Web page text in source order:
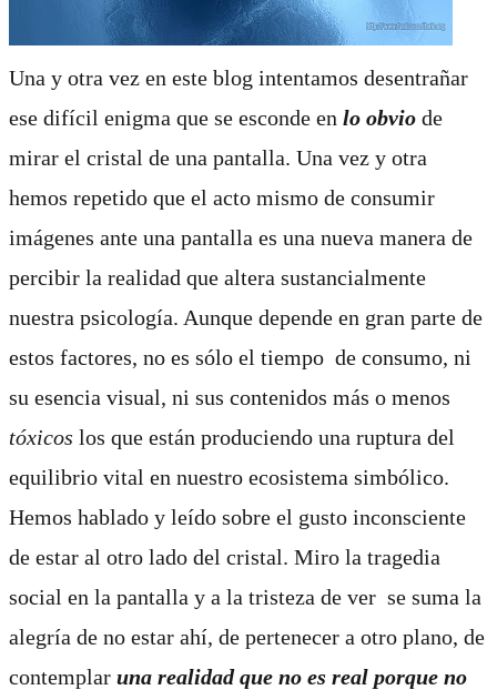
Una y otra vez en este blog intentamos desentrañar
ese difícil enigma que se esconde en lo obvio de
mirar el cristal de una pantalla. Una vez y otra
hemos repetido que el acto mismo de consumir
imágenes ante una pantalla es una nueva manera de
percibir la realidad que altera sustancialmente
nuestra psicología. Aunque depende en gran parte de
estos factores, no es sólo el tiempo de consumo, ni
su esencia visual, ni sus contenidos más o menos
tóxicos los que están produciendo una ruptura del
equilibrio vital en nuestro ecosistema simbólico.
Hemos hablado y leído sobre el gusto inconsciente
de estar al otro lado del cristal. Miro la tragedia
social en la pantalla y a la tristeza de ver se suma la
alegría de no estar ahí, de pertenecer a otro plano, de
contemplar una realidad que no es real porque no